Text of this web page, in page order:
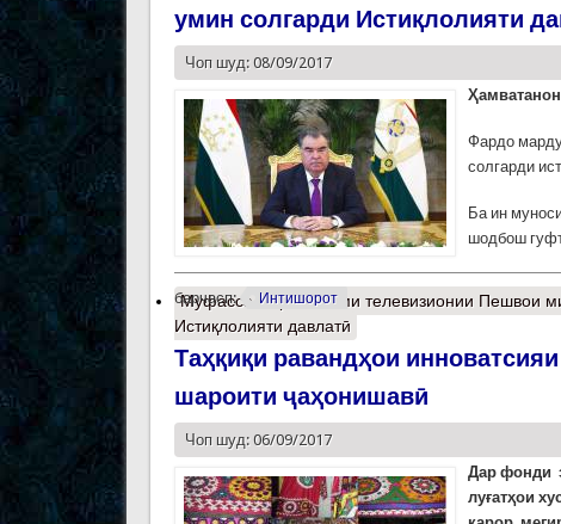
умин солгарди Истиқлолияти
Чоп шуд: 08/09/2017
Фардо
солгарди
Ба ин
шодбош
барчасп: Интишорот
Муфассалтаро Паёми телевизионии Пешвои
Истиқлолияти давлатӣ
Таҳқиқи равандҳои
шароити ҷаҳонишавӣ
Чоп шуд: 06/09/2017
Дар фонди
луғатҳои